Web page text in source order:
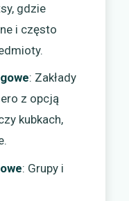
gdzie
i często
: Zakłady
z opcją
kubkach,
: Grupy i